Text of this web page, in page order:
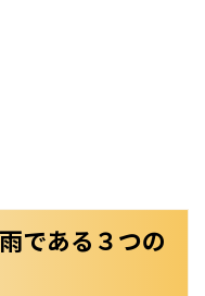
である３つの